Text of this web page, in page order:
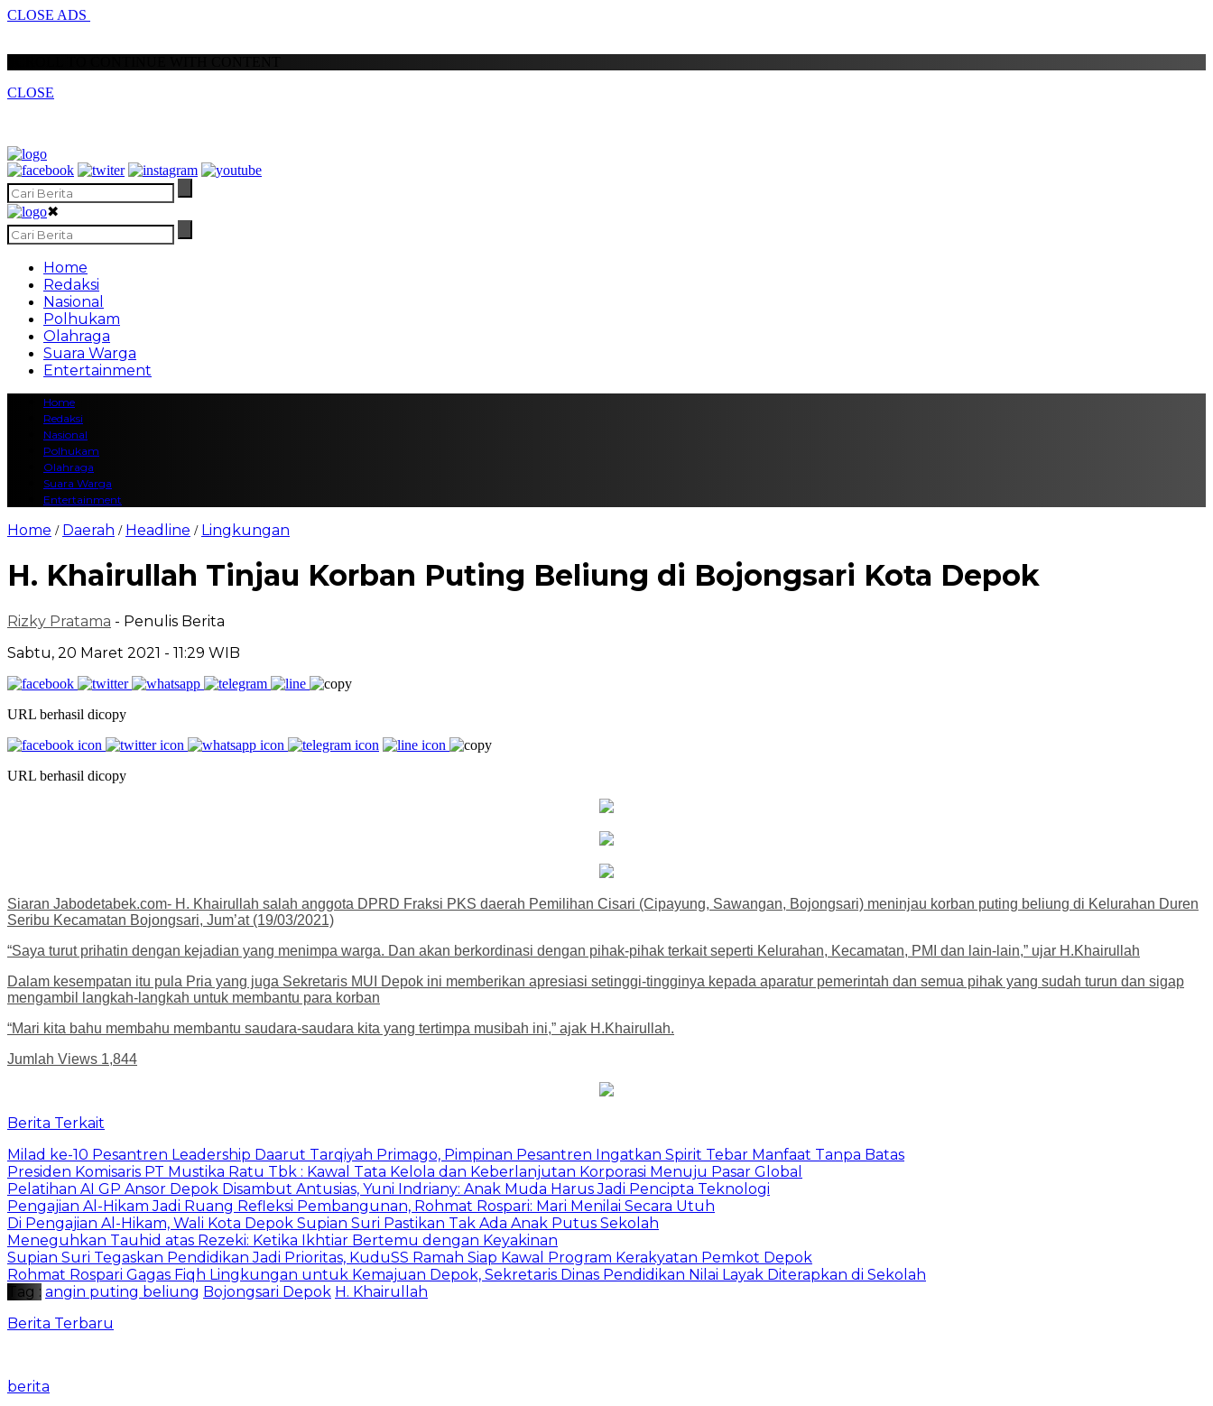
CLOSE ADS
CLOSE
✖
Home
Redaksi
Nasional
Polhukam
Olahraga
Suara Warga
Entertainment
Home
Redaksi
Nasional
Polhukam
Olahraga
Suara Warga
Entertainment
Home / Daerah / Headline / Lingkungan
H. Khairullah Tinjau Korban Puting Beliung di Bojongsari Kota Depok
Rizky Pratama - Penulis Berita
Sabtu, 20 Maret 2021 - 11:29 WIB
URL berhasil dicopy
URL berhasil dicopy
Siaran Jabodetabek.com- H. Khairullah salah anggota DPRD Fraksi PKS daerah Pemilihan Cisari (Cipayung, Sawangan, Bojongsari) meninjau korban puting beliung di Kelurahan Duren
Seribu Kecamatan Bojongsari, Jum’at (19/03/2021)
“Saya turut prihatin dengan kejadian yang menimpa warga. Dan akan berkordinasi dengan pihak-pihak terkait seperti Kelurahan, Kecamatan, PMI dan lain-lain,” ujar H.Khairullah
Dalam kesempatan itu pula Pria yang juga Sekretaris MUI Depok ini memberikan apresiasi setinggi-tingginya kepada aparatur pemerintah dan semua pihak yang sudah turun dan sigap
mengambil langkah-langkah untuk membantu para korban
“Mari kita bahu membahu membantu saudara-saudara kita yang tertimpa musibah ini,” ajak H.Khairullah.
Jumlah Views 1,844
Berita Terkait
Milad ke-10 Pesantren Leadership Daarut Tarqiyah Primago, Pimpinan Pesantren Ingatkan Spirit Tebar Manfaat Tanpa Batas
Presiden Komisaris PT Mustika Ratu Tbk : Kawal Tata Kelola dan Keberlanjutan Korporasi Menuju Pasar Global
Pelatihan AI GP Ansor Depok Disambut Antusias, Yuni Indriany: Anak Muda Harus Jadi Pencipta Teknologi
Pengajian Al-Hikam Jadi Ruang Refleksi Pembangunan, Rohmat Rospari: Mari Menilai Secara Utuh
Di Pengajian Al-Hikam, Wali Kota Depok Supian Suri Pastikan Tak Ada Anak Putus Sekolah
Meneguhkan Tauhid atas Rezeki: Ketika Ikhtiar Bertemu dengan Keyakinan
Supian Suri Tegaskan Pendidikan Jadi Prioritas, KuduSS Ramah Siap Kawal Program Kerakyatan Pemkot Depok
Rohmat Rospari Gagas Fiqh Lingkungan untuk Kemajuan Depok, Sekretaris Dinas Pendidikan Nilai Layak Diterapkan di Sekolah
Tag : angin puting beliung Bojongsari Depok H. Khairullah
Berita Terbaru
berita